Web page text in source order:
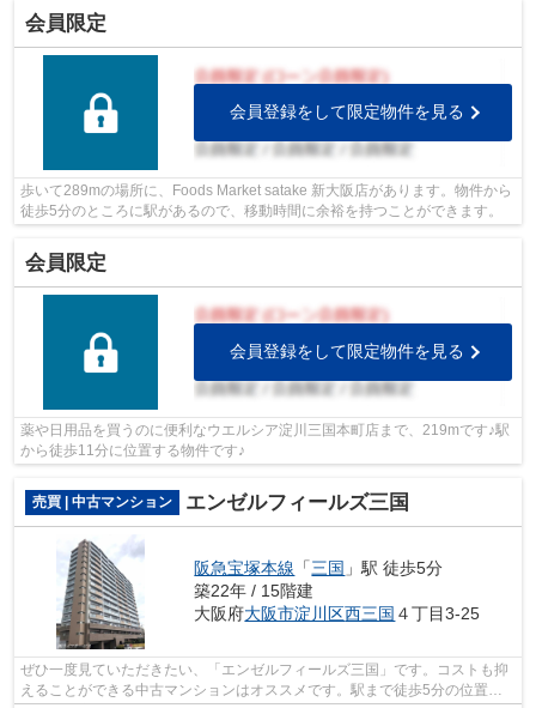
会員限定
会員登録をして限定物件を見る
歩いて289mの場所に、Foods Market satake 新大阪店があります。物件から
徒歩5分のところに駅があるので、移動時間に余裕を持つことができます。
会員限定
会員登録をして限定物件を見る
薬や日用品を買うのに便利なウエルシア淀川三国本町店まで、219mです♪駅
から徒歩11分に位置する物件です♪
売買 | 中古マンション エンゼルフィールズ三国
阪急宝塚本線 「三国 」駅 徒歩5分
築22年 / 15階建
大阪府大阪市淀川区西三国 ４丁目3-25
ぜひ一度見ていただきたい、「エンゼルフィールズ三国」です。コストも抑
えることができる中古マンションはオススメです。駅まで徒歩5分の位置に